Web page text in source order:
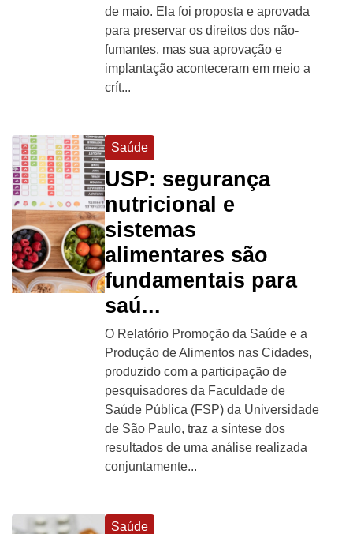
de maio. Ela foi proposta e aprovada
para preservar os direitos dos não-
fumantes, mas sua aprovação e
implantação aconteceram em meio a
crít...
Saúde
USP: segurança
nutricional e
sistemas
alimentares são
fundamentais para
saú...
O Relatório Promoção da Saúde e a
Produção de Alimentos nas Cidades,
produzido com a participação de
pesquisadores da Faculdade de
Saúde Pública (FSP) da Universidade
de São Paulo, traz a síntese dos
resultados de uma análise realizada
conjuntamente...
Saúde